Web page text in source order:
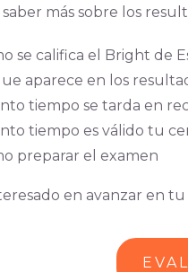
saber más sobre los
se califica el Bright de
aparece en los
tiempo se tarda en
tiempo es válido tu
preparar el examen
en avanzar en